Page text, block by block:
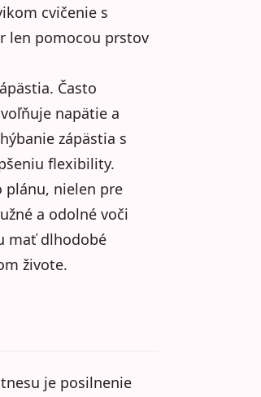
cvičenie s
len pomocou prstov
Často
napätie a
zápästia s
flexibility.
plánu, nielen pre
a odolné voči
mať dlhodobé
živote.
je posilnenie